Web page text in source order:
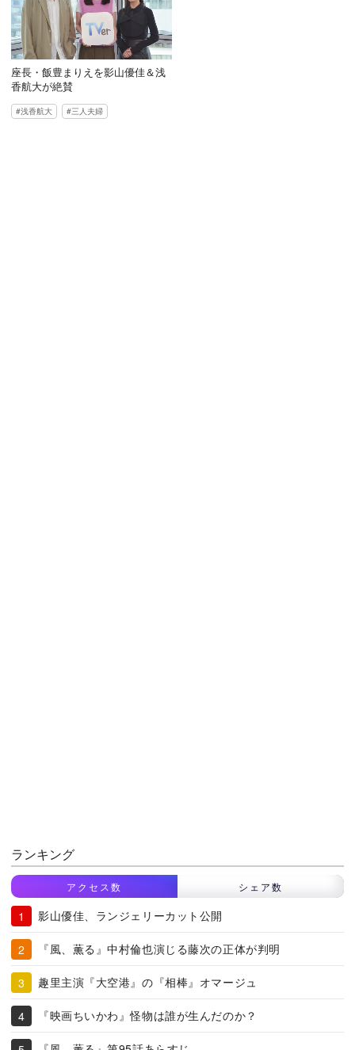
座長・飯豊まりえを影山優佳＆浅
香航大が絶賛
浅香航大 三人夫婦
ランキング
アクセス数 シェア数
影山優佳、ランジェリーカット公開
『風、薫る』中村倫也演じる藤次の正体が判明
趣里主演『大空港』の『相棒』オマージュ
『映画ちいかわ』怪物は誰が生んだのか？